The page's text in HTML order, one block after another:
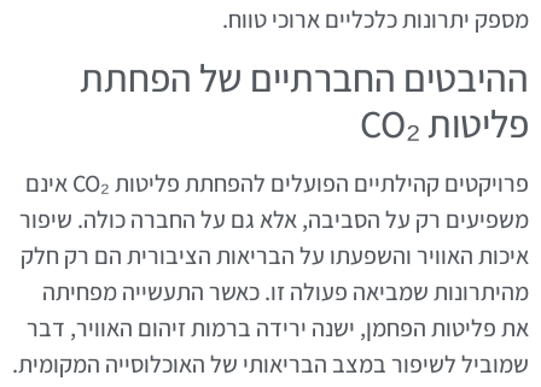
מספק יתרונות כלכליים ארוכי טווח.
ההיבטים החברתיים של הפחתת
פליטות CO₂
פרויקטים קהילתיים הפועלים להפחתת פליטות CO₂ אינם
משפיעים רק על הסביבה, אלא גם על החברה כולה. שיפור
איכות האוויר והשפעתו על הבריאות הציבורית הם רק חלק
מהיתרונות שמביאה פעולה זו. כאשר התעשייה מפחיתה
את פליטות הפחמן, ישנה ירידה ברמות זיהום האוויר, דבר
שמוביל לשיפור במצב הבריאותי של האוכלוסייה המקומית.